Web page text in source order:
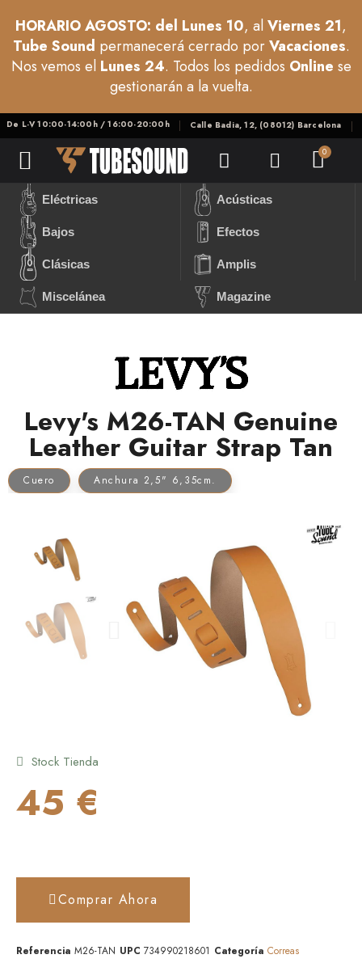
HORARIO AGOSTO: del Lunes 10, alViernes 21,
Tube Sound permanecerá cerrado porVacaciones.
Nos vemos el Lunes 24. Todos los pedidos Online se
gestionarán a la vuelta.
De L-V 10:00-14:00h / 16:00-20:00h Calle Badia, 12, (08012) Barcelona
Eléctricas Acústicas
Bajos Efectos
Clásicas Amplis
Miscelánea Magazine
Levy's M26-TAN Genuine
Leather Guitar Strap Tan
Cuero Anchura 2,5" 6,35cm.
Stock Tienda
45 €
Comprar Ahora
Referencia M26-TAN UPC 734990218601 Categoría Correas